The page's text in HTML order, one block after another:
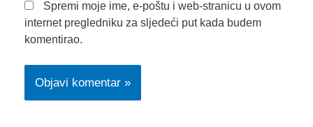
Spremi moje ime, e-poštu i web-stranicu u ovom
internet pregledniku za sljedeći put kada budem
komentirao.